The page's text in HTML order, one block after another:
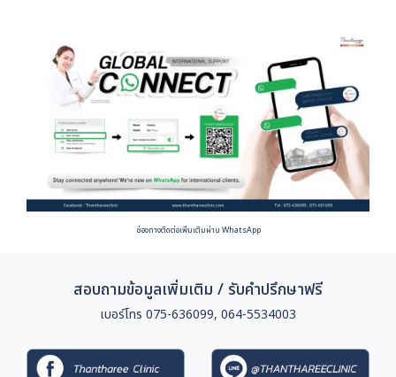
ช่องทางติดต่อเพิ่มเติมผ่าน WhatsApp
สอบถามข้อมูลเพิ่มเติม / รับคำปรึกษาฟรี
เบอร์โทร 075-636099, 064-5534003